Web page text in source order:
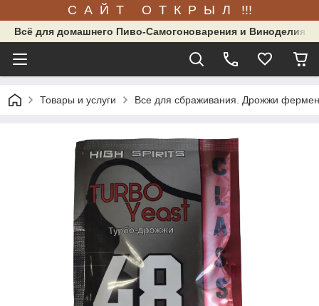
С А Й Т О Т К Р Ы Л !!!
Всё для домашнего Пиво-Самогоноварения и Виноделия.
Товары и услуги Все для сбраживания. Дрожжи